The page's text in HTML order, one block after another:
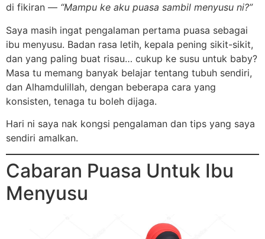
di fikiran — “Mampu ke aku puasa sambil menyusu ni?”
Saya masih ingat pengalaman pertama puasa sebagai
ibu menyusu. Badan rasa letih, kepala pening sikit-sikit,
dan yang paling buat risau… cukup ke susu untuk baby?
Masa tu memang banyak belajar tentang tubuh sendiri,
dan Alhamdulillah, dengan beberapa cara yang
konsisten, tenaga tu boleh dijaga.
Hari ni saya nak kongsi pengalaman dan tips yang saya
sendiri amalkan.
Cabaran Puasa Untuk Ibu
Menyusu